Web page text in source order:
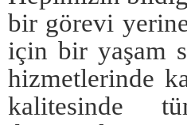
bir görevi
için bir yaşam
hizmetlerinde
kalitesinde